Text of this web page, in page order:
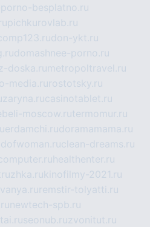
porno-besplatno.ru
pichkurovlab.ru
don-ykt.ru
domashnee-porno.ru
doska.ru metropoltravel.ru
media.ru rostotsky.ru
zaryna.rucasinotablet.ru
moscow.rutermomur.ru
erdamchi.rudoramamama.ru
clean-dreams.ru
healthenter.ru
kinofilmy-2021.ru
remstir-tolyatti.ru
newtech-spb.ru
seonub.ruzvonitut.ru